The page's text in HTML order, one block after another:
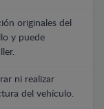
originales del
y puede
ni realizar
del vehículo.